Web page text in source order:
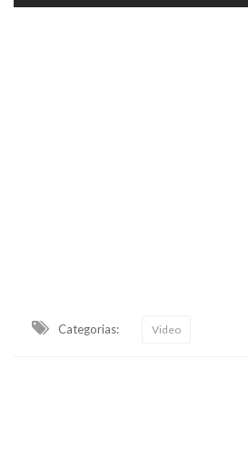
Categorias: Video